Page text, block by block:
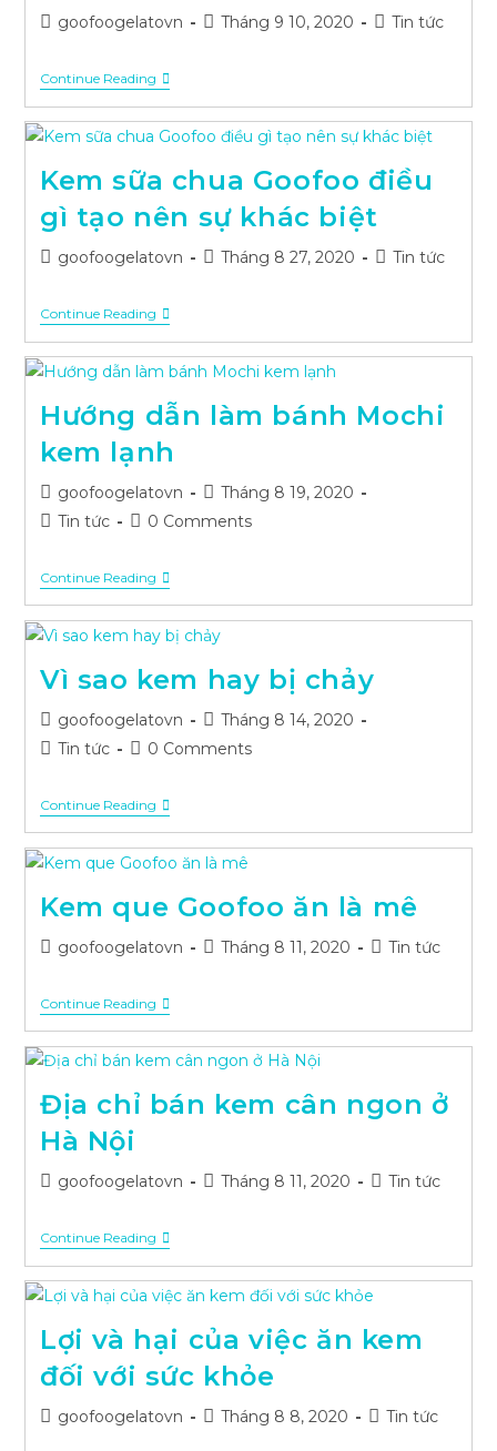
Postgoofoogelatovn
PostTháng 9 10, 2020
PostTin tức
Continue ReadingKem
Hiệu
Đô
Hà
Nội
Kem sữa chua Goofoo điều
gì tạo nên sự khác biệt
Postgoofoogelatovn
PostTháng 8 27, 2020
PostTin tức
Continue ReadingKem
Sữa
Chua
Goofoo
Gì
Tạo
Nên
Sự
Biệt
Hướng dẫn làm bánh Mochi
kem lạnh
Post
author:
goofoogelatovn
Post
published:
Tháng 8 19, 2020
PostTin tức
Post0 Comments
Continue ReadingHướng
Dẫn
Bánh
Mochi
Lạnh
Vì sao kem hay bị chảy
Post
author:
goofoogelatovn
Post
published:
Tháng 8 14, 2020
PostTin tức
Post0 Comments
Continue ReadingVì
Sao
Hay
Chảy
Kem que Goofoo ăn là mê
Postgoofoogelatovn
PostTháng 8 11, 2020
PostTin tức
Continue ReadingKem
Que
Ăn
Mê
Địa chỉ bán kem cân ngon ở
Hà Nội
Postgoofoogelatovn
PostTháng 8 11, 2020
PostTin tức
Continue ReadingĐịa
Kem
Cân
Ngon
Ở
Hà
Nội
Lợi và hại của việc ăn kem
đối với sức khỏe
Postgoofoogelatovn
PostTháng 8 8, 2020
PostTin tức